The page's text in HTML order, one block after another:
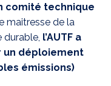
comité technique
maitresse de la
durable, l’AUTF a
un déploiement
émissions)